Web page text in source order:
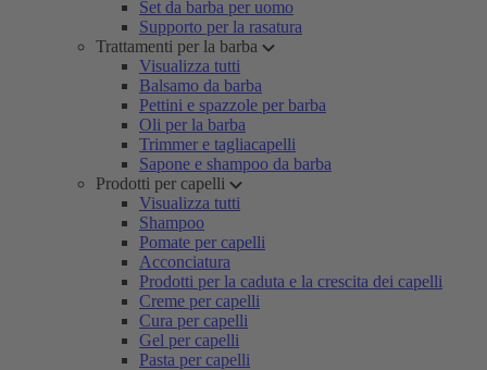
Set da barba per uomo
Supporto per la rasatura
Trattamenti per la barba
Visualizza tutti
Balsamo da barba
Pettini e spazzole per barba
Oli per la barba
Trimmer e tagliacapelli
Sapone e shampoo da barba
Prodotti per capelli
Visualizza tutti
Shampoo
Pomate per capelli
Acconciatura
Prodotti per la caduta e la crescita dei capelli
Creme per capelli
Cura per capelli
Gel per capelli
Pasta per capelli